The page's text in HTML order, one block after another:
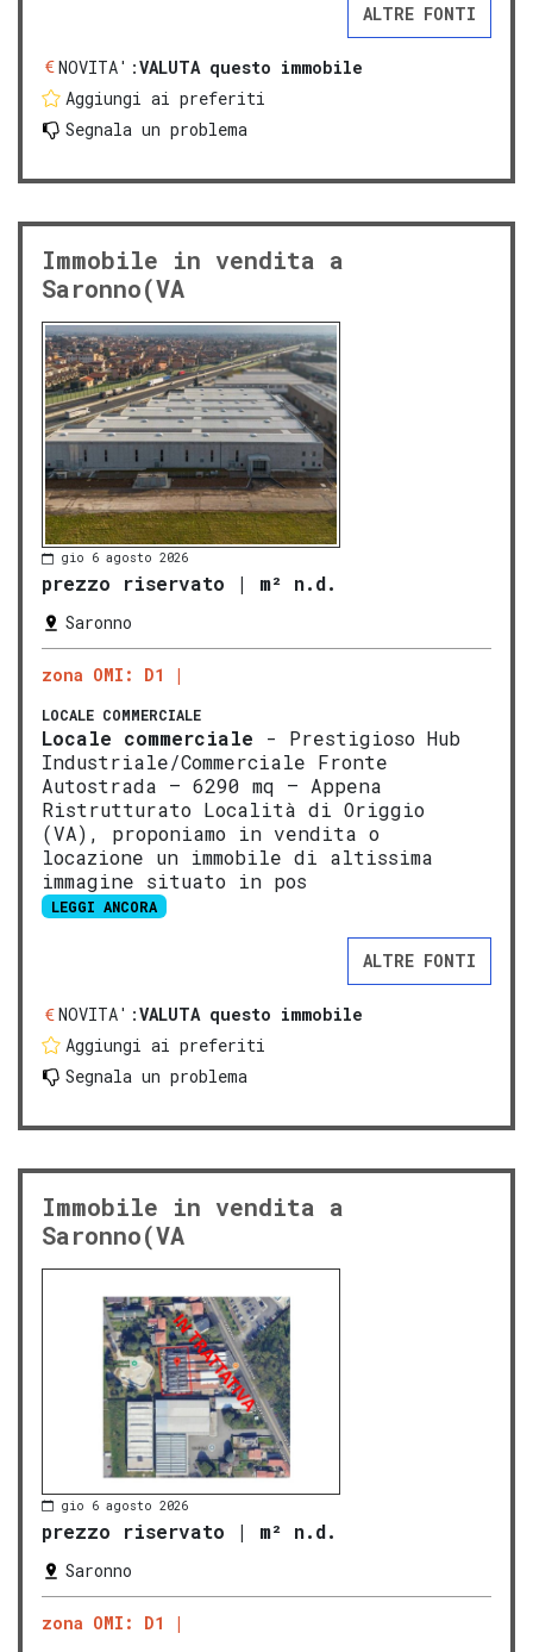
ALTRE FONTI
NOVITA':VALUTA questo immobile
Aggiungi ai preferiti
Segnala un problema
Immobile in vendita a
Saronno(VA
gio 6 agosto 2026
prezzo riservato | m² n.d.
Saronno
zona OMI: D1
LOCALE COMMERCIALE
Locale commerciale - Prestigioso Hub
Industriale/Commerciale Fronte
Autostrada – 6290 mq – Appena
Ristrutturato Località di Origgio
(VA), proponiamo in vendita o
locazione un immobile di altissima
immagine situato in pos
LEGGI ANCORA
ALTRE FONTI
NOVITA':VALUTA questo immobile
Aggiungi ai preferiti
Segnala un problema
Immobile in vendita a
Saronno(VA
gio 6 agosto 2026
prezzo riservato | m² n.d.
Saronno
zona OMI: D1